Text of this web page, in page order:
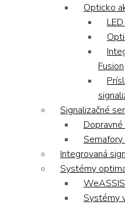
Opticko
Fusion
Signalizačné
Integrovaná
Systémy
Systémy